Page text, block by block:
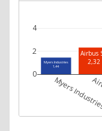
Myers Industries
1,44
Airbus
2,32
Myers
0
2
4